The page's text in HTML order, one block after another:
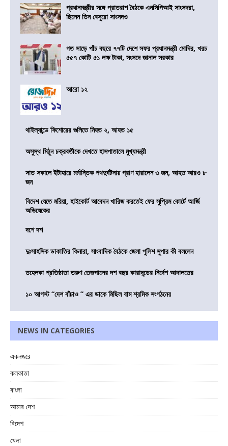
প্রধানমন্ত্রীর সঙ্গে প্রাতরাশ বৈঠকে এনসিপিআই সাংসদরা,
ছিলেন তিন বেসুরো সাংসদও
গত সাড়ে পাঁচ বছরে ৭৭টি দেশে সফর প্রধানমন্ত্রী মোদির, খরচ
৫৫৭ কোটি ৫১ লক্ষ টাকা, সংসদে জানাল সরকার
আরো ১২
থাইল্যান্ডে কিশোরের গুলিতে নিহত ২, আহত ১৫
অসুস্থ মিঠুন চক্রবর্তীকে দেখতে হাসপাতালে মুখ্যমন্ত্রী
সাত সকালে ইটাহারে মর্মান্তিক পথদুর্ঘটনায় প্রাণ হারালেন ৩ জন, আহত আরও ৮
জন
বিদেশ যেতে মরিয়া, হাইকোর্ট আবেদন খারিজ করতেই ফের সুপ্রিম কোর্টে আর্জি
অভিষেকের
দশে দশ
দুঃসাহসিক ডাকাতির কিনারা, সাংবাদিক বৈঠকে জেলা পুলিশ সুপার কী বললেন
তহেলকা প্রতিষ্ঠাতা তরুণ তেজপালের দশ বছর কারাদন্ডের নির্দেশ আদালতের
১০ আগস্ট “দেশ বাঁচাও ” এর ডাকে মিছিল বাম শ্রমিক সংগঠনের
NEWS IN CATEGORIES
একনজরে
কলকাতা
বাংলা
আমার দেশ
বিদেশ
খেলা